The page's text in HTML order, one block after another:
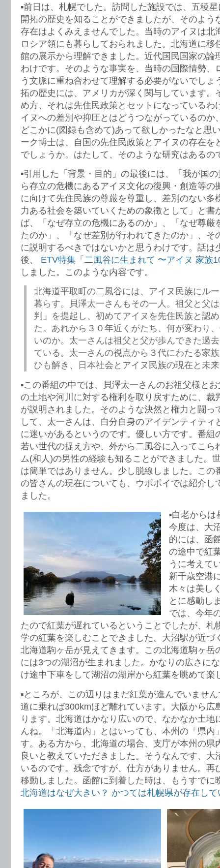
▪️前日は、札幌でした。訪問した施設では、五稜
開拓の歴史を知ることができましたが、そのよう
存在はよくみえませんでした。当時のアイヌは北
ロシア領にも暮らしておられました。北海道に移
館の展示から理解できました。近代国民国家の論
わけです。そのような事実を、当時の国際情勢、
う文脈に重ね合わせて理解する必要がないでしょ
拓の歴史には、アメリカが深く関与しています。
め方、それは先住民政策とセットになっているわ
イヌへの差別や抑圧とはどうつながっているのか
どこかに(図録も含めて)あって欲しかったなと思
ーク博士は、自国の先住民政策とアイヌの存在を
でしょうか。はたして、そのような研究はあるの
▪️引用した「背景・目的」の最後には、「我が国
ら存立の危機にあるアイヌ文化の復興・創造等の
に向けて先住民族の尊厳を尊重し、差別のない多
力ある社会を築いていくための象徴として」と書
ば、「なぜ存立の危機にあるのか」、「なぜ尊厳
たのか」、「なぜ差別が行われてきたのか」、そ
に説明するべきではないかと思うわけです。話は
後、
ETV特集「二風谷に生まれて 〜アイヌ 家族
しました。このような内容です。
北海道平取町の二風谷には、アイヌ民族にル
暮らす。貝澤太一さんもその一人。祖父と父
判」を提起し、初めてアイヌを先住民族と認
た。あれから３０年近くがたち、何が変わり
いのか。太一さんは祖父と父が歩んできた過
ている。太一さんの視点から３代にわたる家
ひも解き、日本社会とアイヌ民族の現在と未
▪️この番組の中では、貝澤太一さんのお祖父様と
の土地や河川に対する権利を取り戻すために、裁
が説明されました。そのような決然と権力と闘っ
して、太一さんは、自分自身のアイデンティティ
に迷いがあるというのです。優しい方です。番組
若い世代の捉え方や、外から二風谷に入ってこら
ム(和人)の男性の経験も知ることができました。
は簡単ではありません。少し脱線しました。この
の皆さんの現在についても、ウポポイでは紹介し
ました。
▪️白老から
今度は、大
的には、函
の途中で紅
うに考えて
新千歳空港
木々は美し
とに感動し
では、今年
たので紅葉が遅れているということでしたが、札
学の紅葉を楽しむことできました。大沼駅が近づ
北海道駒ヶ岳が見えてきます。この北海道駒ヶ岳
には3つの湖沼が生まれました。かなりの広さに
け途中下車をして湖沼の湖岸から紅葉を眺めて楽
▪️ところが、この辺りはまだ紅葉が進んでいませ
道に乗れば300kmほど離れています。大阪から広
ります。北海道はかなり広いので、なかなか土地
んね。「北海道内」とはいっても、本州の「県内
す。ある方から、北海道の場合、支庁が本州の県
良いと教えていただきました。そうなんです、大
いるのです。残念ですが、仕方がありません。再
移動しました。函館に到着した時は、もうすでに
北海道はなぜ大きい？ かつては札幌県が存在し